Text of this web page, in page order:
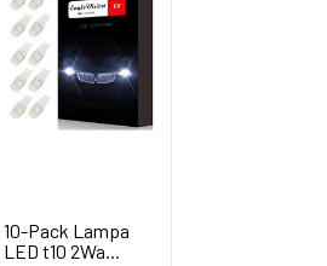
10-Pack Lampa
LED t10 2Wa...